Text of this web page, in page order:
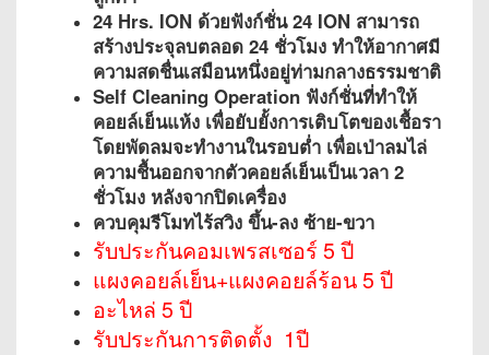
24 Hrs. ION ด้วยฟังก์ชั่น 24 ION สามารถ
สร้างประจุลบตลอด 24 ชั่วโมง ทำให้อากาศมี
ความสดชื่นเสมือนหนึ่งอยู่ท่ามกลางธรรมชาติ
Self Cleaning Operation ฟังก์ชั่นที่ทำให้
คอยล์เย็นแห้ง เพื่อยับยั้งการเติบโตของเชื้อรา
โดยพัดลมจะทำงานในรอบต่ำ เพื่อเป่าลมไล่
ความชื้นออกจากตัวคอยล์เย็นเป็นเวลา 2
ชั่วโมง หลังจากปิดเครื่อง
ควบคุมรีโมทไร้สวิง ขึ้น-ลง ซ้าย-ขวา
รับประกันคอมเพรสเซอร์ 5 ปี
แผงคอยล์เย็น+แผงคอยล์ร้อน 5 ปี
อะไหล่ 5 ปี
รับประกันการติดตั้ง 1ปี